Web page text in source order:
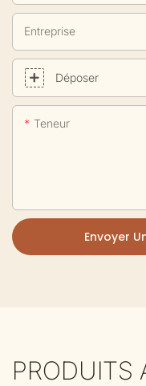
Entreprise
Déposer
Teneur
Envoyer
PRODUITS